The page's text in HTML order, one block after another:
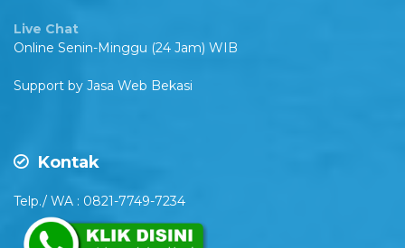
Live Chat
Online Senin-Minggu (24 Jam) WIB
Support by Jasa Web Bekasi
Kontak
Telp./ WA : 0821-7749-7234